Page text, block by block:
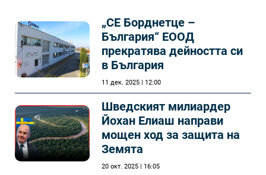
„СЕ Борднетце –
България“ ЕООД
прекратява дейността си
в България
11 дек. 2025 | 12:00
Шведският милиардер
Йохан Елиаш направи
мощен ход за защита на
Земята
20 окт. 2025 | 16:05